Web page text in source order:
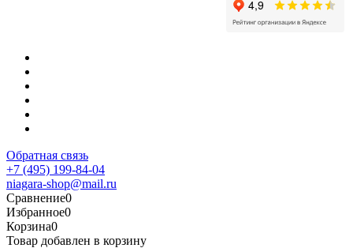
Обратная связь
+7 (495) 199-84-04
niagara-shop@mail.ru
Сравнение0
Избранное0
Корзина0
Товар добавлен в корзину